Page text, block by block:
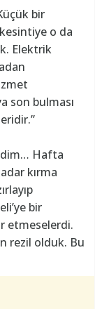
bir
o da
Elektrik
son bulması
Hafta
kırma
bir
etmeselerdi.
rezil olduk. Bu